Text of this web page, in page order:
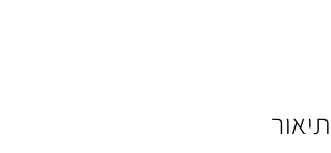
תיאור